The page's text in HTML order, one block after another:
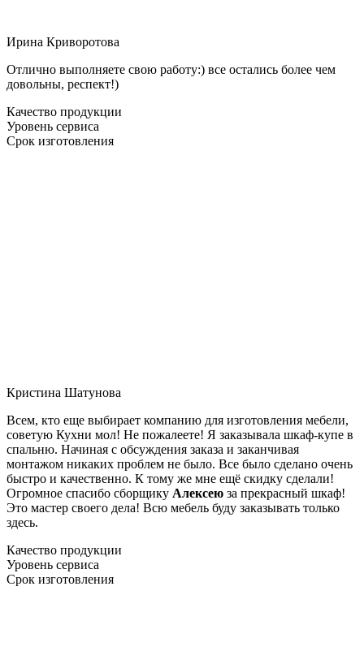
Ирина Криворотова
Отлично выполняете свою работу:) все остались более чем
довольны, респект!)
Качество продукции
Уровень сервиса
Срок изготовления
Кристина Шатунова
Всем, кто еще выбирает компанию для изготовления мебели,
советую Кухни мол! Не пожалеете! Я заказывала шкаф-купе в
спальню. Начиная с обсуждения заказа и заканчивая
монтажом никаких проблем не было. Все было сделано очень
быстро и качественно. К тому же мне ещё скидку сделали!
Огромное спасибо сборщику Алексею за прекрасный шкаф!
Это мастер своего дела! Всю мебель буду заказывать только
здесь.
Качество продукции
Уровень сервиса
Срок изготовления